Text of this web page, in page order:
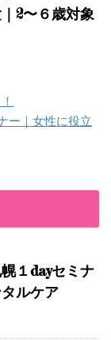
2〜６歳対象
ー｜女性に役立
１dayセミナ
ルケア